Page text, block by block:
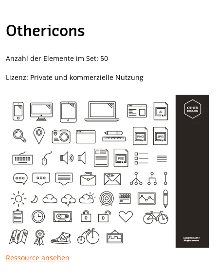
Othericons
Anzahl der Elemente im Set: 50
Lizenz: Private und kommerzielle Nutzung
Ressource ansehen